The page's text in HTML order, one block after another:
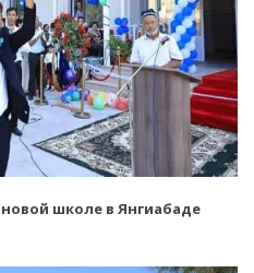
школе в Янгиабаде